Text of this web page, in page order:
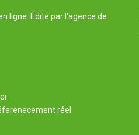
ligne. Édité par l'agence de
réel